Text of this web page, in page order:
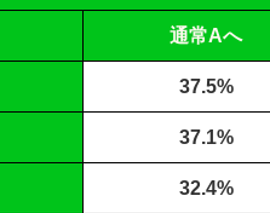
通常Aへ
37.5%
37.1%
32.4%